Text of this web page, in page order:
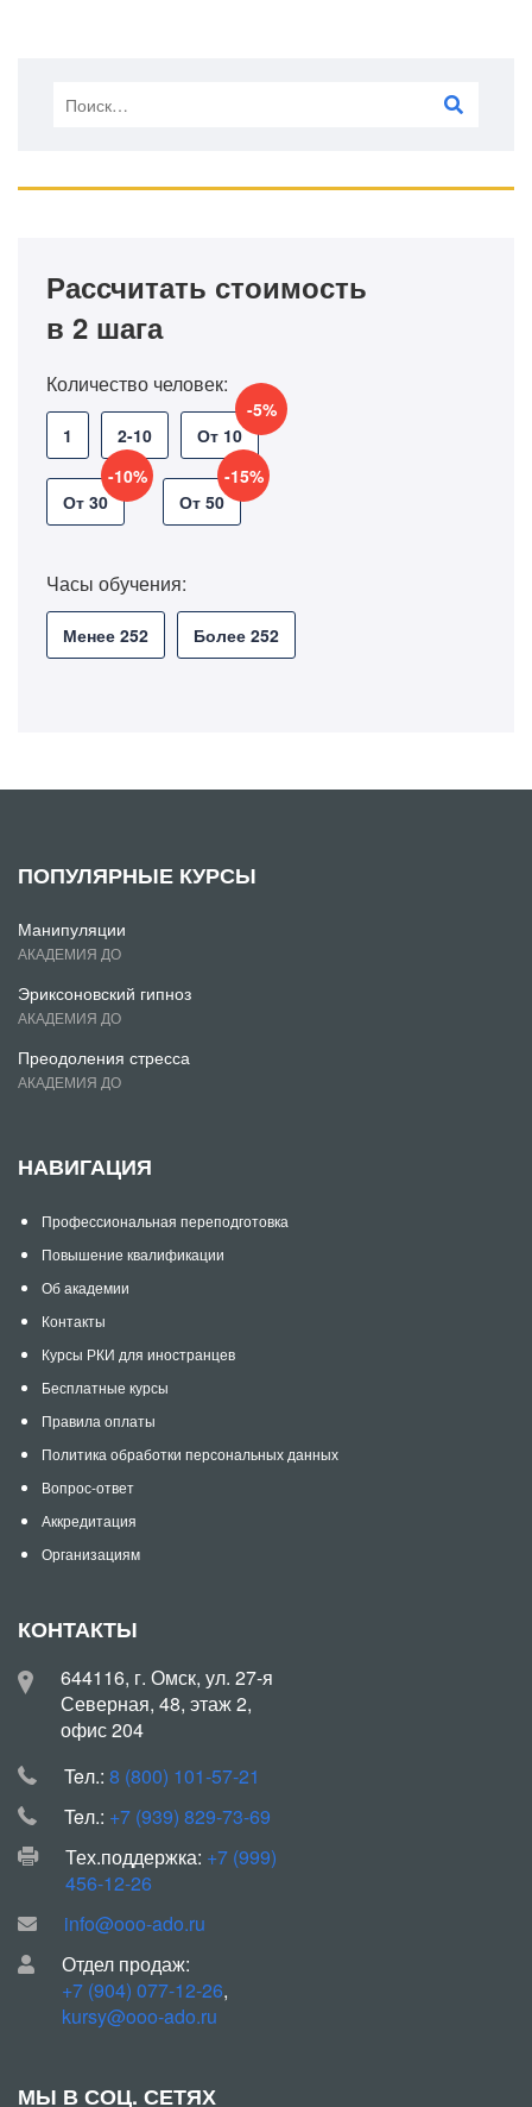
Рассчитать стоимость
в 2 шага
Количество человек:
1 2-10 От 10
-5%
От 30
-10%
От 50
-15%
Часы обучения:
Менее 252 Более 252
ПОПУЛЯРНЫЕ КУРСЫ
Манипуляции
АКАДЕМИЯ ДО
Эриксоновский гипноз
АКАДЕМИЯ ДО
Преодоления стресса
АКАДЕМИЯ ДО
НАВИГАЦИЯ
Профессиональная переподготовка
Повышение квалификации
Об академии
Контакты
Курсы РКИ для иностранцев
Бесплатные курсы
Правила оплаты
Политика обработки персональных данных
Вопрос-ответ
Аккредитация
Организациям
КОНТАКТЫ
644116, г. Омск, ул. 27-я
Северная, 48, этаж 2,
офис 204
Teл.: 8 (800) 101-57-21
Teл.: +7 (939) 829-73-69
Тех.поддержка: +7 (999)
456-12-26
info@ooo-ado.ru
Отдел продаж:
+7 (904) 077-12-26,
kursy@ooo-ado.ru
МЫ В СОЦ. СЕТЯХ